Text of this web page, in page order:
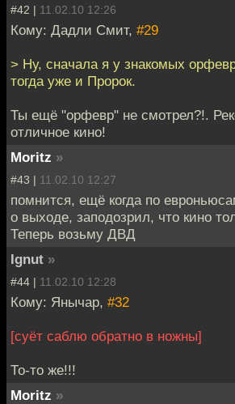
#42 | 11.02.10 12:26
Кому: Дадли Смит, #29
> Ну, сначала я у знакомых
тогда уже и Пророк.
Ты ещё "орфевр" не смотрел?!.
отличное кино!
Moritz »
#43 | 11.02.10 12:27
помнится, ещё когда по
о выходе, заподозрил, что кино
Теперь возьму ДВД
Ignut »
#44 | 11.02.10 12:28
Кому: Янычар, #32
[суёт саблю обратно в ножны]
То-то же!!!
Moritz »